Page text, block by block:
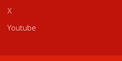
X
Youtube